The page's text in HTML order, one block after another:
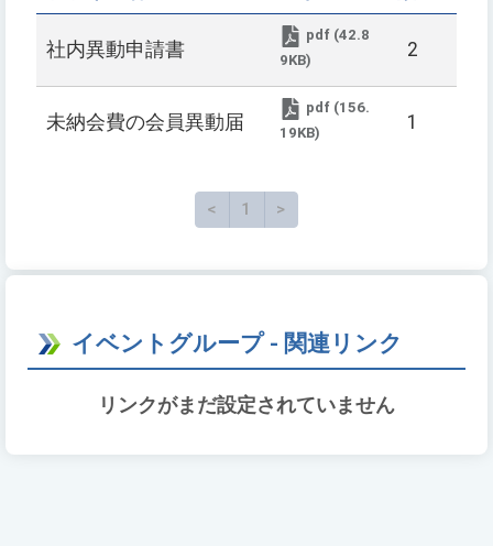
社内異動申請書
pdf (42.8
9KB)
2
未納会費の会員異動届
pdf (156.
19KB)
1
< 前のページ
1 >
イベントグループ - 関連リンク
リンクがまだ設定されていません